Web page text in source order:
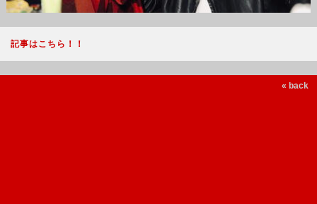
記事はこちら！！
« back